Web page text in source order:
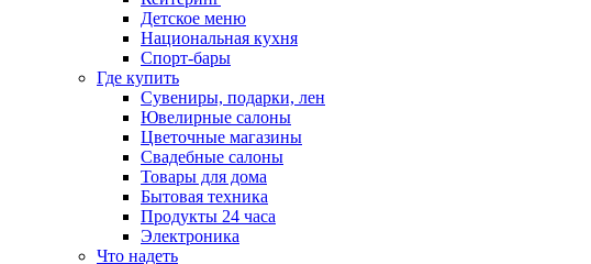
Детское меню
Национальная кухня
Спорт-бары
Где купить
Сувениры, подарки, лен
Ювелирные салоны
Цветочные магазины
Свадебные салоны
Товары для дома
Бытовая техника
Продукты 24 часа
Электроника
Что надеть